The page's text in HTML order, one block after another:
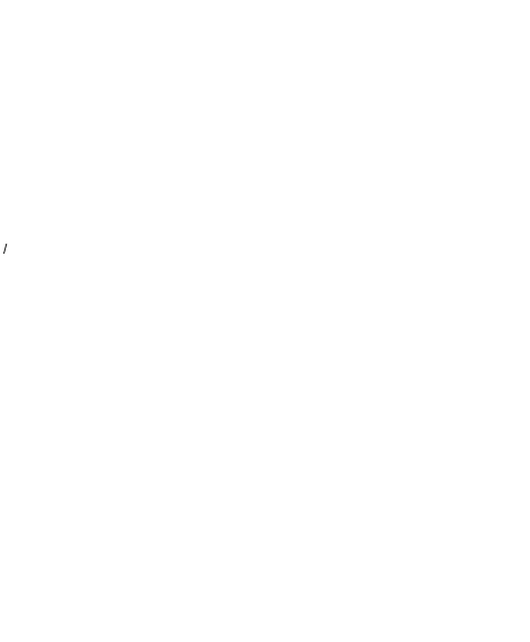
/